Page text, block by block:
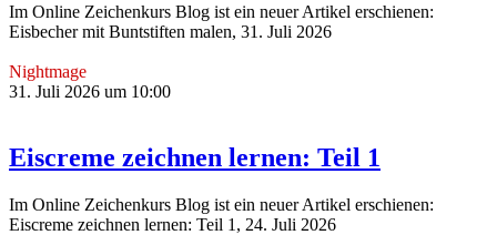
Im Online Zeichenkurs Blog ist ein neuer Artikel erschienen:
Eisbecher mit Buntstiften malen, 31. Juli 2026
Nightmage
31. Juli 2026 um 10:00
Eiscreme zeichnen lernen: Teil 1
Im Online Zeichenkurs Blog ist ein neuer Artikel erschienen:
Eiscreme zeichnen lernen: Teil 1, 24. Juli 2026